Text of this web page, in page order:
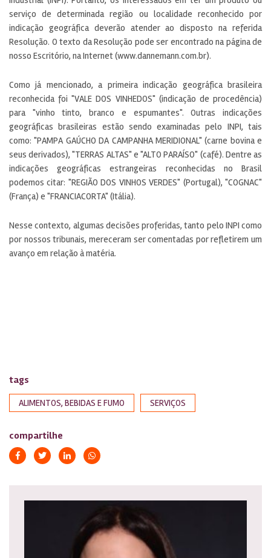
serviço de determinada região ou localidade reconhecido por
indicação geográfica deverão atender ao disposto na referida
Resolução. O texto da Resolução pode ser encontrado na página de
nosso Escritório, na Internet (www.dannemann.com.br).
Como já mencionado, a primeira indicação geográfica brasileira
reconhecida foi "VALE DOS VINHEDOS" (indicação de procedência)
para "vinho tinto, branco e espumantes". Outras indicações
geográficas brasileiras estão sendo examinadas pelo INPI, tais
como: "PAMPA GAÚCHO DA CAMPANHA MERIDIONAL" (carne bovina e
seus derivados), "TERRAS ALTAS" e "ALTO PARAÍSO" (café). Dentre as
indicações geográficas estrangeiras reconhecidas no Brasil
podemos citar: "REGIÃO DOS VINHOS VERDES" (Portugal), "COGNAC"
(França) e "FRANCIACORTA" (Itália).
Nesse contexto, algumas decisões proferidas, tanto pelo INPI como
por nossos tribunais, mereceram ser comentadas por refletirem um
avanço em relação à matéria.
tags
ALIMENTOS, BEBIDAS E FUMO SERVIÇOS
compartilhe